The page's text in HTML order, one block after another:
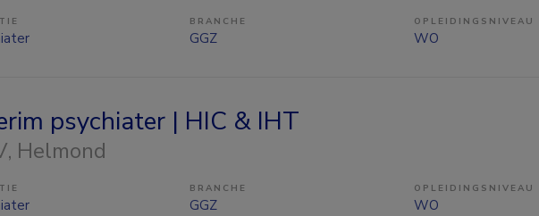
BRANCHE
GGZ
OPLEIDINGSNIVEAU
WO
psychiater | HIC & IHT
, Helmond
BRANCHE
GGZ
OPLEIDINGSNIVEAU
WO